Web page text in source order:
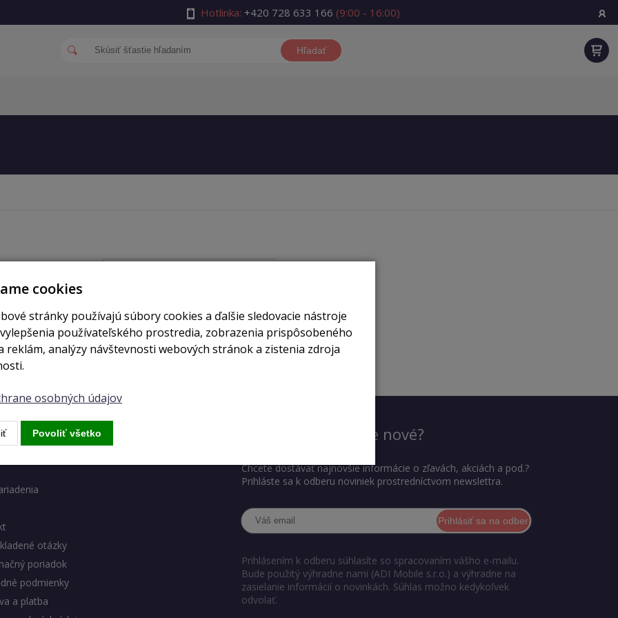
Hotlinka: +420 728 633 166 (9:00 - 16:00)
Hľadať
auth_login
eshopu
otázky
poriadok
podmienky
a platba
Chcete vedieť, čo je nové?
Chcete dostávať najnovšie informácie o zľavách, akciách a pod.?
Prihláste sa k odberu noviniek prostredníctvom newslettra.
Prihlásiť sa na odber
Prihlásením k odberu súhlasíte so spracovaním vášho e-mailu.
Bude použitý výhradne nami (ADI Mobile s.r.o.) a výhradne na
zasielanie informácií o novinkách. Súhlas možno kedykoľvek
odvolať.
cookies
stránky používajú súbory cookies a ďalšie sledovacie nástroje
používateľského prostredia, zobrazenia prispôsobeného
reklám, analýzy návštevnosti webových stránok a zistenia zdroja
osobných údajov
Povoliť všetko